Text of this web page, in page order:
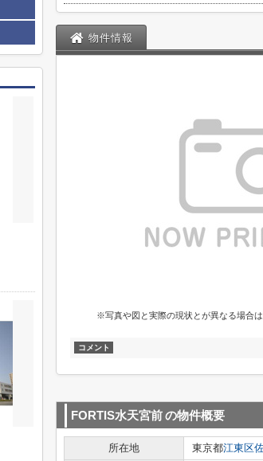
物件情報
※写真や図と実際の現状とが異なる場合
コメント
FORTIS水天宮前の物件概要
所在地 東京都江東区